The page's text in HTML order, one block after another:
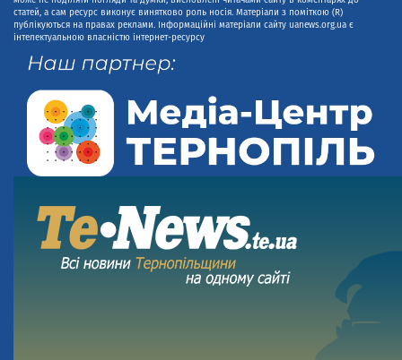
статей, а сам ресурс виконує винятково роль носія. Матеріали з поміткою (R)
публікуються на правах реклами. Інформаційні матеріали сайту uanews.org.ua є
інтелектуальною власністю інтернет-ресурсу